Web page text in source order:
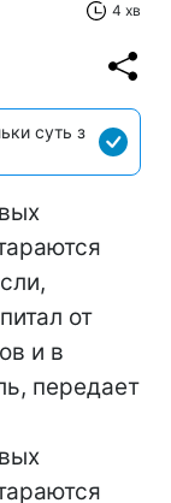
4 хв
суть з
от
и в
передает